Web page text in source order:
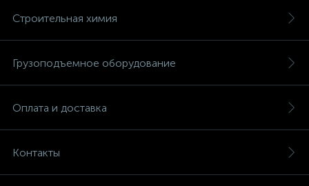
Строительная химия
Грузоподъемное оборудование
Оплата и доставка
Контакты